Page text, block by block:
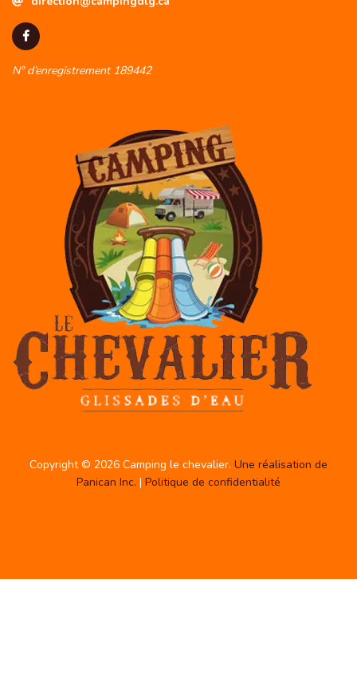
N° d’enregistrement 189442
Copyright © 2026 Camping le chevalier. Une réalisation de
Panican Inc. | Politique de confidentialité